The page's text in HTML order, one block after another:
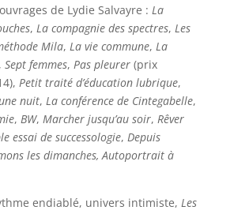
de Lydie Salvayre : La
, La compagnie des spectres, Les
Mila, La vie commune, La
Sept femmes, Pas pleurer(prix
Petit traité d’éducation lubrique,
nuit, La conférence de Cintegabelle,
, BW, Marcher jusqu’au soir, Rêver
essai de successologie, Depuis
les dimanches, Autoportrait à
endiablé, univers intimiste, Les